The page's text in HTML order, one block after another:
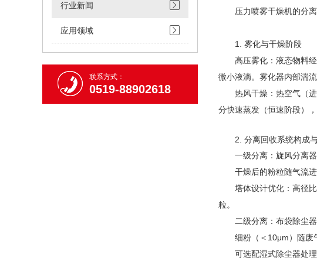
行业新闻
应用领域
联系方式：
0519-88902618
压力喷雾干燥机的分
1. 雾化与干燥阶段
高压雾化：液态物料经
微小液滴。雾化器内部湍
热风干燥：热空气（进
分快速蒸发（恒速阶段）
2. 分离回收系统构成与
一级分离：旋风分离器
干燥后的粉粒随气流进
塔体设计优化：高径比
粒。
二级分离：布袋除尘器
细粉（＜10μm）随废气
可选配湿式除尘器处理